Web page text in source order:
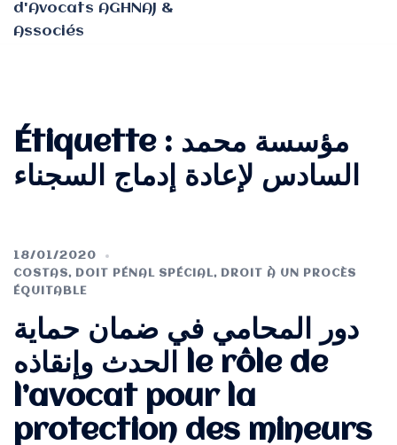
d'Avocats AGHNAJ &
Associés
Étiquette : مؤسسة محمد
السادس لإعادة إدماج السجناء
18/01/2020
COSTAS, DOIT PÉNAL SPÉCIAL,
DROIT À UN PROCÈS
ÉQUITABLE
دور المحامي في ضمان حماية
الحدث وإنقاذه le rôle de
l’avocat pour la
protection des mineurs